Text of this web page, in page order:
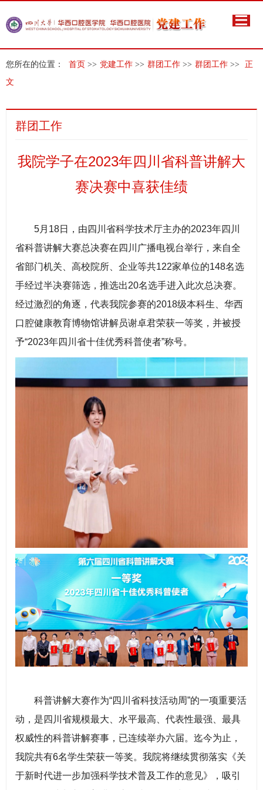
您所在的位置： 首页 >> 党建工作 >> 群团工作 >> 群团工作 >>
正
文
群团工作
我院学子在2023年四川省科普讲解大
赛决赛中喜获佳绩
5月18日，由四川省科学技术厅主办的2023年四川
省科普讲解大赛总决赛在四川广播电视台举行，来自全
省部门机关、高校院所、企业等共122家单位的148名选
手经过半决赛筛选，推选出20名选手进入此次总决赛。
经过激烈的角逐，代表我院参赛的2018级本科生、华西
口腔健康教育博物馆讲解员谢卓君荣获一等奖，并被授
予“2023年四川省十佳优秀科普使者”称号。
科普讲解大赛作为“四川省科技活动周”的一项重要活
动，是四川省规模最大、水平最高、代表性最强、最具
权威性的科普讲解赛事，已连续举办六届。迄今为止，
我院共有6名学生荣获一等奖。我院将继续贯彻落实《关
于新时代进一步加强科学技术普及工作的意见》，吸引